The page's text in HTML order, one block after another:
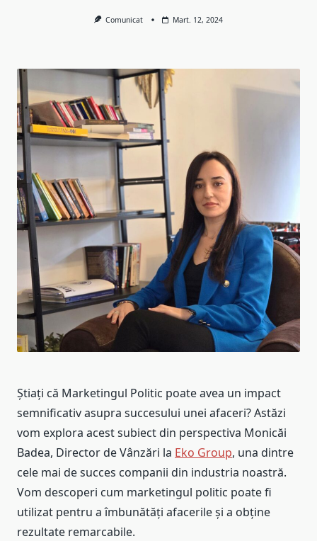
Comunicat Mart. 12, 2024
Știați că Marketingul Politic poate avea un impact
semnificativ asupra succesului unei afaceri? Astăzi
vom explora acest subiect din perspectiva Monicăi
Badea, Director de Vânzări la Eko Group, una dintre
cele mai de succes companii din industria noastră.
Vom descoperi cum marketingul politic poate fi
utilizat pentru a îmbunătăți afacerile și a obține
rezultate remarcabile.